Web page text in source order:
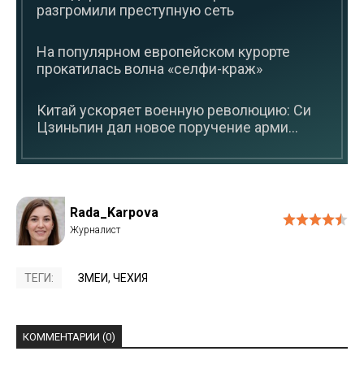
разгромили преступную сеть
На популярном европейском курорте
прокатилась волна «селфи-краж»
Китай ускоряет военную революцию: Си
Цзиньпин дал новое поручение арми...
Rada_Karpova
ТЕГИ: ЗМЕИ, ЧЕХИЯ
КОММЕНТАРИИ (0)